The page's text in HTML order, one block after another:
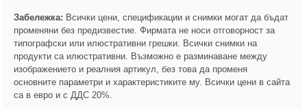
Забележка: Всички цени, спецификации и снимки могат да бъдат
променяни без предизвестие. Фирмата не носи отговорност за
типографски или илюстративни грешки. Всички снимки на
продукти са илюстративни. Възможно е разминаване между
изображението и реалния артикул, без това да променя
основните параметри и характеристиките му. Всички цени в сайта
са в евро и с ДДС 20%.